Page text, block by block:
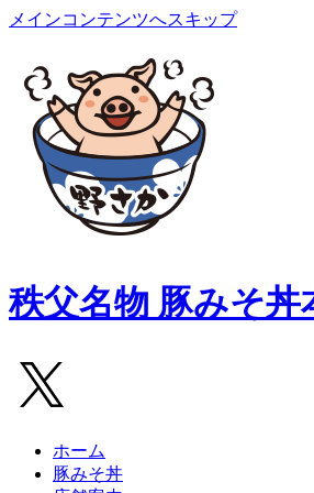
メインコンテンツへスキップ
秩父名物 豚みそ丼
ホーム
豚みそ丼